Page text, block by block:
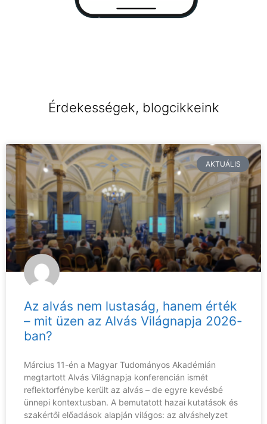
Érdekességek, blogcikkeink
AKTUÁLIS
Az alvás nem lustaság, hanem érték
– mit üzen az Alvás Világnapja 2026-
ban?
Március 11-én a Magyar Tudományos Akadémián
megtartott Alvás Világnapja konferencián ismét
reflektorfénybe került az alvás – de egyre kevésbé
ünnepi kontextusban. A bemutatott hazai kutatások és
szakértői előadások alapján világos: az alváshelyzet